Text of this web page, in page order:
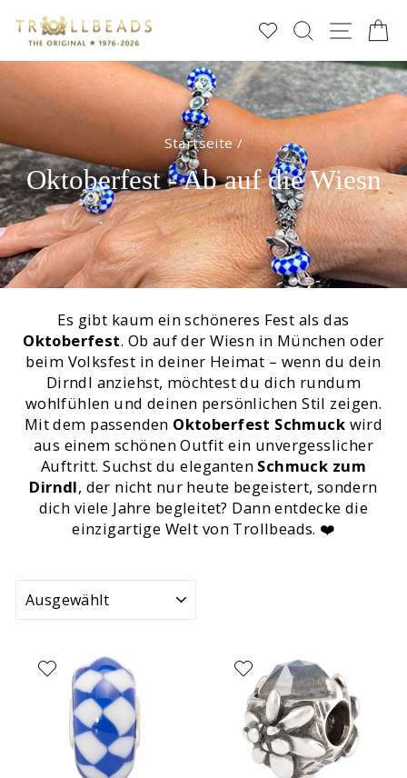
zum
Inhalt
SUCHE
Startseite /
Oktoberfest - Ab auf die Wiesn
Es gibt kaum ein schöneres Fest als das
Oktoberfest. Ob auf der Wiesn in München oder
beim Volksfest in deiner Heimat – wenn du dein
Dirndl anziehst, möchtest du dich rundum
wohlfühlen und deinen persönlichen Stil zeigen.
Mit dem passenden Oktoberfest Schmuck wird
aus einem schönen Outfit ein unvergesslicher
Auftritt. Suchst du eleganten Schmuck zum
Dirndl, der nicht nur heute begeistert, sondern
dich viele Jahre begleitet? Dann entdecke die
einzigartige Welt von Trollbeads. ❤️